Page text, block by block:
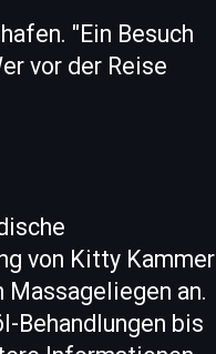
"Ein Besuch
vor der Reise
von Kitty Kammer
an.
Behandlungen bis